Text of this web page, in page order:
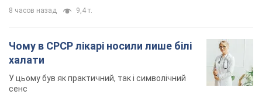
8 часов назад 9,4 т.
Чому в СРСР лікарі носили лише білі
халати
У цьому був як практичний, так і символічний
сенс